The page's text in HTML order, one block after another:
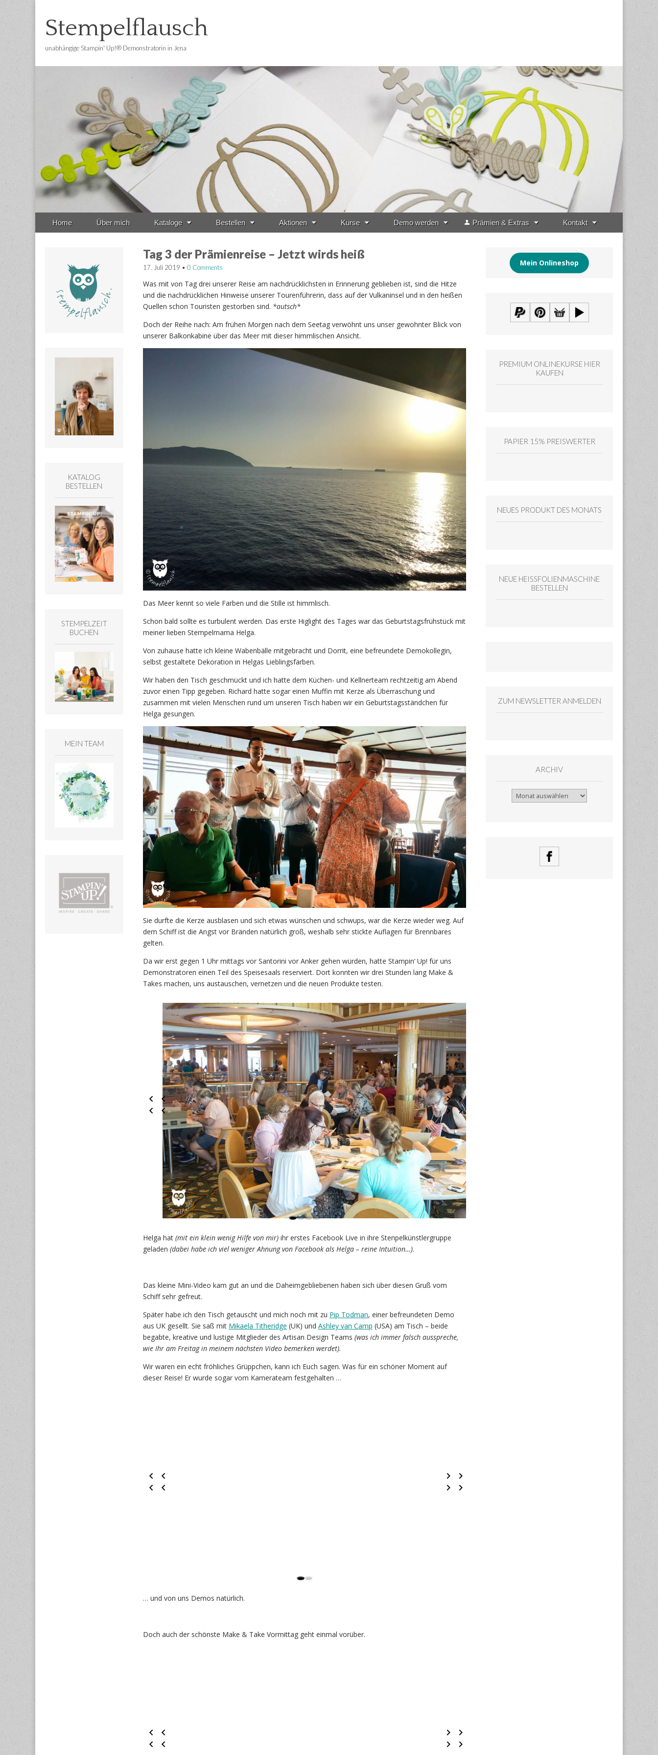
Stempelflausch
unabhängige Stampin' Up!® Demonstratorin in Jena
Home Über mich Kataloge Bestellen Aktionen Kurse Demo werden Prämien & Extras Kontakt
Tag 3 der Prämienreise – Jetzt wirds heiß
17. Juli 2019 • 0 Comments
Was mit von Tag drei unserer Reise am nachdrücklichsten in Erinnerung geblieben ist, sind die Hitze
und die nachdrücklichen Hinweise unserer Tourenführerin, dass auf der Vulkaninsel und in den heißen
Quellen schon Touristen gestorben sind. *autsch*
Doch der Reihe nach: Am frühen Morgen nach dem Seetag verwöhnt uns unser gewohnter Blick von
unserer Balkonkabine über das Meer mit dieser himmlischen Ansicht.
Das Meer kennt so viele Farben und die Stille ist himmlisch.
Schon bald sollte es turbulent werden. Das erste Higlight des Tages war das Geburtstagsfrühstück mit
meiner lieben Stempelmama Helga.
Von zuhause hatte ich kleine Wabenbälle mitgebracht und Dorrit, eine befreundete Demokollegin,
selbst gestaltete Dekoration in Helgas Lieblingsfarben.
Wir haben den Tisch geschmückt und ich hatte dem Küchen- und Kellnerteam rechtzeitig am Abend
zuvor einen Tipp gegeben. Richard hatte sogar einen Muffin mit Kerze als Überraschung und
zusammen mit vielen Menschen rund um unseren Tisch haben wir ein Geburtstagsständchen für
Helga gesungen.
Sie durfte die Kerze ausblasen und sich etwas wünschen und schwups, war die Kerze wieder weg. Auf
dem Schiff ist die Angst vor Bränden natürlich groß, weshalb sehr stickte Auflagen für Brennbares
gelten.
Da wir erst gegen 1 Uhr mittags vor Santorini vor Anker gehen würden, hatte Stampin‘ Up! für uns
Demonstratoren einen Teil des Speisesaals reserviert. Dort konnten wir drei Stunden lang Make &
Takes machen, uns austauschen, vernetzen und die neuen Produkte testen.
Helga hat (mit ein klein wenig Hilfe von mir)ihr erstes Facebook Live in ihre Stenpelkünstlergruppe
geladen (dabei habe ich viel weniger Ahnung von Facebook als Helga – reine Intuition…).
Das kleine Mini-Video kam gut an und die Daheimgebliebenen haben sich über diesen Gruß vom
Schiff sehr gefreut.
Später habe ich den Tisch getauscht und mich noch mit zu Pip Todman, einer befreundeten Demo
aus UK gesellt. Sie saß mit Mikaela Titheridge (UK) und Ashley van Camp (USA) am Tisch – beide
begabte, kreative und lustige Mitglieder des Artisan Design Teams (was ich immer falsch ausspreche,
wie Ihr am Freitag in meinem nächsten Video bemerken werdet).
Wir waren ein echt fröhliches Grüppchen, kann ich Euch sagen. Was für ein schöner Moment auf
dieser Reise! Er wurde sogar vom Kamerateam festgehalten …
… und von uns Demos natürlich.
Doch auch der schönste Make & Take Vormittag geht einmal vorüber.
KATALOG
BESTELLEN
STEMPELZEIT
BUCHEN
MEIN TEAM
Mein Onlineshop
PREMIUM ONLINEKURSE HIER
KAUFEN
PAPIER 15% PREISWERTER
NEUES PRODUKT DES MONATS
NEUE HEISSFOLIENMASCHINE
BESTELLEN
ZUM NEWSLETTER ANMELDEN
ARCHIV
Archiv